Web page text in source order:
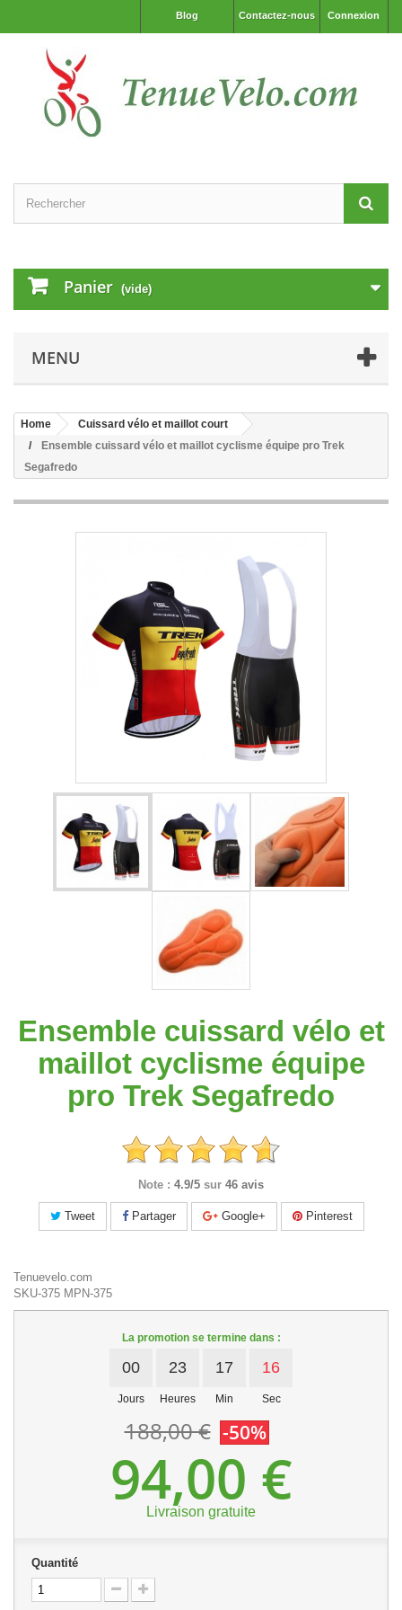
Connexion
Contactez-nous
Blog
Panier (vide)
MENU
Home
Cuissard vélo et maillot court
Ensemble cuissard vélo et maillot cyclisme équipe pro Trek
Segafredo
Ensemble cuissard vélo et
maillot cyclisme équipe
pro Trek Segafredo
Note : 4.9/5 sur 46 avis
Tweet Partager Google+ Pinterest
Tenuevelo.com
SKU-375 MPN-375
La promotion se termine dans :
00
Jours
23
Heures
17
Min
16
Sec
188,00 € -50%
94,00 €
Livraison gratuite
Quantité